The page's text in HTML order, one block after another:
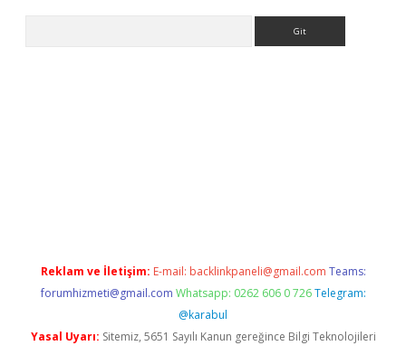
Reklam ve İletişim: E-mail: backlinkpaneli@gmail.com Teams:
forumhizmeti@gmail.com Whatsapp: 0262 606 0 726 Telegram:
@karabul
Yasal Uyarı: Sitemiz, 5651 Sayılı Kanun gereğince Bilgi Teknolojileri